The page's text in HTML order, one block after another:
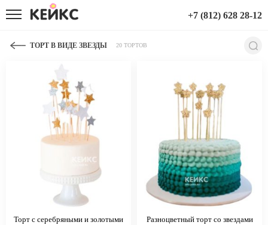
+7 (812) 628 28-12
ТОРТ В ВИДЕ ЗВЕЗДЫ 20 ТОРТОВ
Торт с серебряными и золотыми
Разноцветный торт со звездами